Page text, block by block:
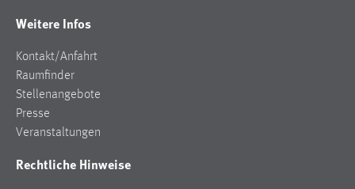
Weitere Infos
Kontakt/Anfahrt
Raumfinder
Stellenangebote
Presse
Veranstaltungen
Rechtliche Hinweise
hinweg verfolgen.
Google Ads
Name:
Anbieter:
Google Ireland Limited